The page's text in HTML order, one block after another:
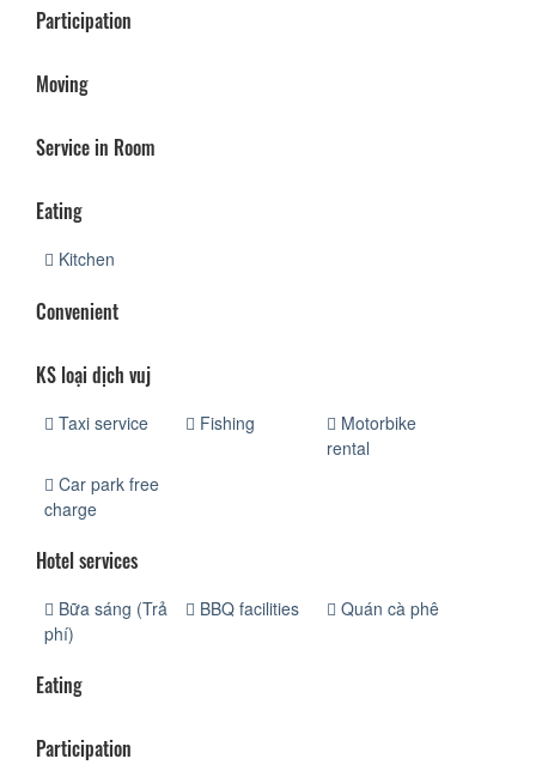
Participation
Moving
Service in Room
Eating
Kitchen
Convenient
KS loại dịch vuj
Taxi service Fishing
Motorbike
rental
Car park free
charge
Hotel services
Bữa sáng (Trả
phí)
BBQ facilities Quán cà phê
Eating
Participation